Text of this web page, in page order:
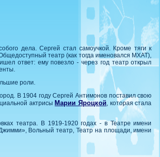
дела. Сергей стал самоучкой. Кроме тяги к
театр (как тогда именовался МХАТ),
ответ: ему повезло - через год театр открыл
роли.
В 1904 году Сергей Антимонов поставил свою
актрисы Марии Яроцкой, которая стала
театра. В 1919-1920 годах - в Театре имени
Вольный театр, Театр на площади, имени